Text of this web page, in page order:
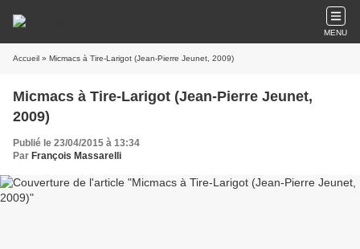
MENU
Accueil » Micmacs à Tire-Larigot (Jean-Pierre Jeunet, 2009)
Micmacs à Tire-Larigot (Jean-Pierre Jeunet,
2009)
Publié le 23/04/2015 à 13:34
Par François Massarelli